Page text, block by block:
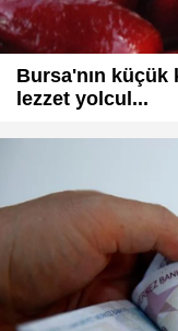
Bursa'nın küçük
lezzet yolcul...